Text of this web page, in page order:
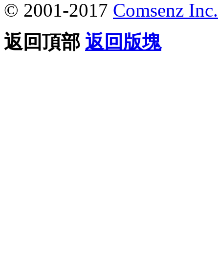
© 2001-2017 Comsenz Inc.
返回頂部 返回版塊